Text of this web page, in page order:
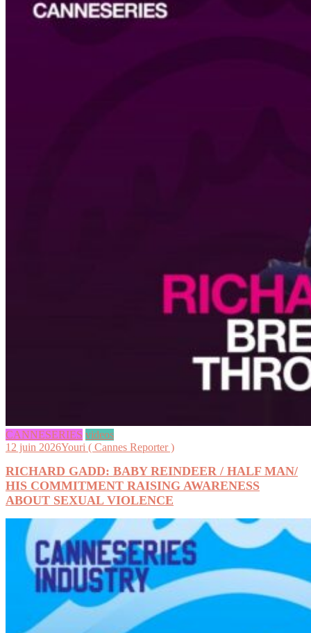
CANNESERIES videos
12 juin 2026Youri ( Cannes Reporter )
RICHARD GADD: BABY REINDEER / HALF MAN/
HIS COMMITMENT RAISING AWARENESS
ABOUT SEXUAL VIOLENCE